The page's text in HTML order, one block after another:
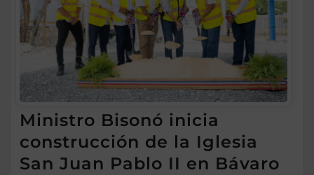
Ministro Bisonó inicia
construcción de la Iglesia
San Juan Pablo II en Bávaro